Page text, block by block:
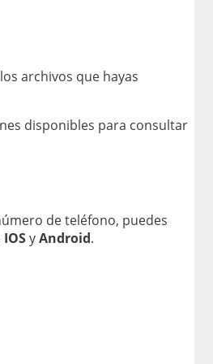
archivos que hayas
disponibles para consultar
de teléfono, puedes
IOSyAndroid.